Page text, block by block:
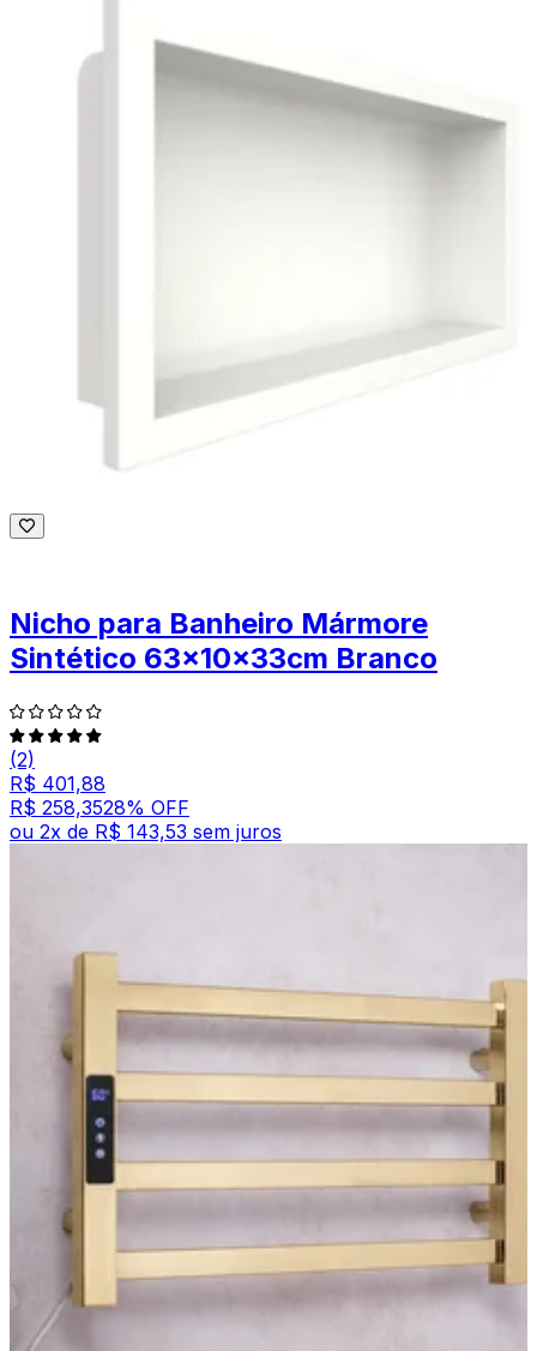
Nicho para Banheiro Mármore
Sintético 63x10x33cm Branco
(2)
R$ 401,88
R$ 258,3528% OFF
ou 2x de R$ 143,53 sem juros